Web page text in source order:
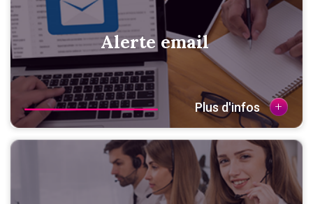
Alerte email
Plus d'infos +